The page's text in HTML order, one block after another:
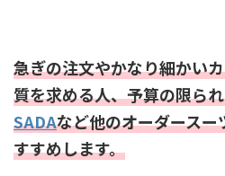
急ぎの注文やかなり細かい
質を求める人、予算の限ら
SADAなど他のオーダース
すすめします。